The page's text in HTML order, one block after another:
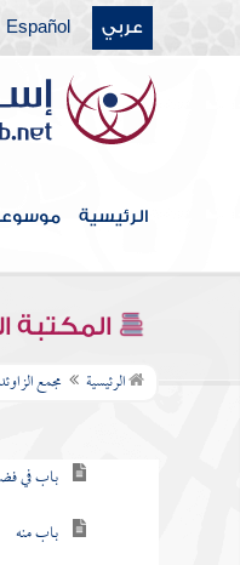
عربي Español
الرئيسية
المكتبة
الرئيسية مجمع
فهرس
خطبة الكتاب
كتاب الإيمان
كتاب العلم
باب في
باب منه